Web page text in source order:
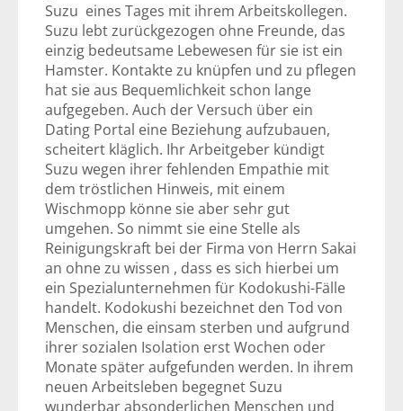
Suzu eines Tages mit ihrem Arbeitskollegen.
Suzu lebt zurückgezogen ohne Freunde, das
einzig bedeutsame Lebewesen für sie ist ein
Hamster. Kontakte zu knüpfen und zu pflegen
hat sie aus Bequemlichkeit schon lange
aufgegeben. Auch der Versuch über ein
Dating Portal eine Beziehung aufzubauen,
scheitert kläglich. Ihr Arbeitgeber kündigt
Suzu wegen ihrer fehlenden Empathie mit
dem tröstlichen Hinweis, mit einem
Wischmopp könne sie aber sehr gut
umgehen. So nimmt sie eine Stelle als
Reinigungskraft bei der Firma von Herrn Sakai
an ohne zu wissen , dass es sich hierbei um
ein Spezialunternehmen für Kodokushi-Fälle
handelt. Kodokushi bezeichnet den Tod von
Menschen, die einsam sterben und aufgrund
ihrer sozialen Isolation erst Wochen oder
Monate später aufgefunden werden. In ihrem
neuen Arbeitsleben begegnet Suzu
wunderbar absonderlichen Menschen und